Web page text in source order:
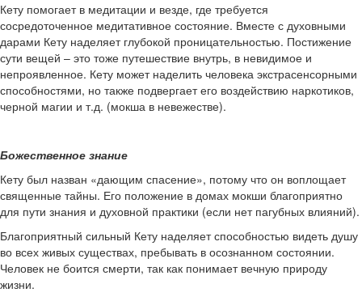
Кету помогает в медитации и везде, где требуется
сосредоточенное медитативное состояние. Вместе с духовными
дарами Кету наделяет глубокой проницательностью. Постижение
сути вещей – это тоже путешествие внутрь, в невидимое и
непроявленное. Кету может наделить человека экстрасенсорными
способностями, но также подвергает его воздействию наркотиков,
черной магии и т.д. (мокша в невежестве).
Божественное знание
Кету был назван «дающим спасение», потому что он воплощает
священные тайны. Его положение в домах мокши благоприятно
для пути знания и духовной практики (если нет пагубных влияний).
Благоприятный сильный Кету наделяет способностью видеть душу
во всех живых существах, пребывать в осознанном состоянии.
Человек не боится смерти, так как понимает вечную природу
жизни.